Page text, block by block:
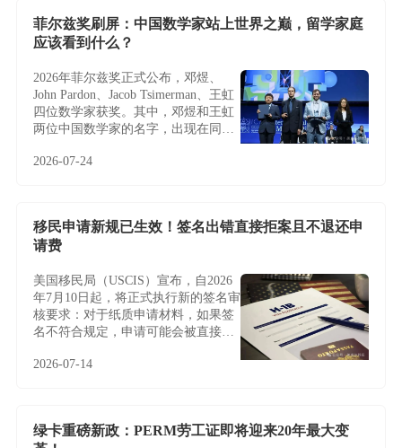
菲尔兹奖刷屏：中国数学家站上世界之巅，留学家庭
应该看到什么？
2026年菲尔兹奖正式公布，邓煜、
John Pardon、Jacob Tsimerman、王虹
四位数学家获奖。其中，邓煜和王虹
两位中国数学家的名字，出现在同一
了一层特别的意义。
2026-07-24
移民申请新规已生效！签名出错直接拒案且不退还申
请费
美国移民局（USCIS）宣布，自2026
年7月10日起，将正式执行新的签名审
核要求：对于纸质申请材料，如果签
名不符合规定，申请可能会被直接拒
改机会。
2026-07-14
绿卡重磅新政：PERM劳工证即将迎来20年最大变